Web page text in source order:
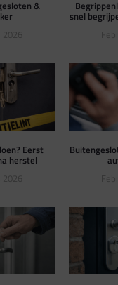
&
snel
Eerst
herstel